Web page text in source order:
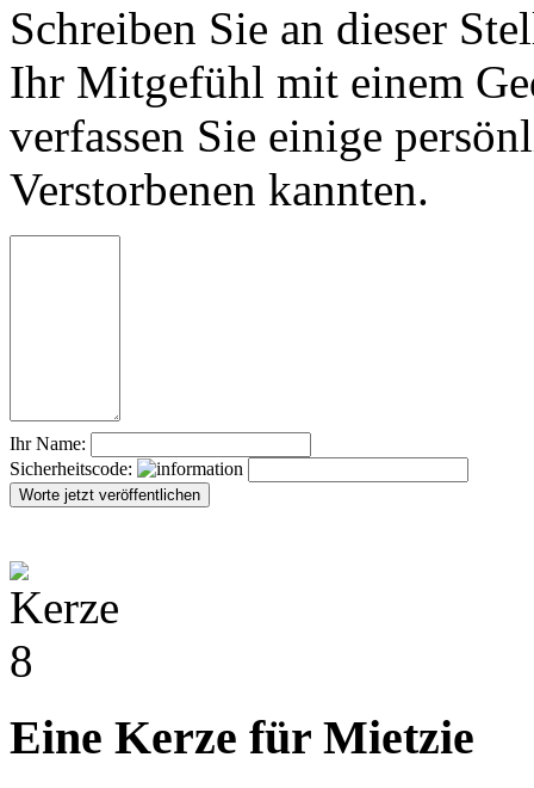
Schreiben Sie an dieser
Ihr Mitgefühl mit einem
verfassen Sie einige
Verstorbenen kannten.
Ihr Name:
Sicherheitscode:
Eine Kerze für Mietzie